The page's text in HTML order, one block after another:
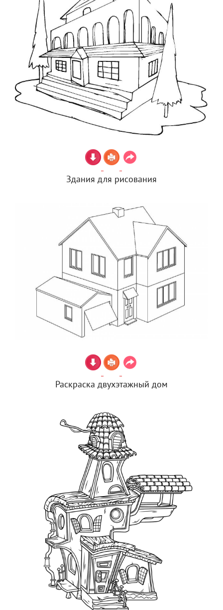
Здания для рисования
Раскраска двухэтажный дом